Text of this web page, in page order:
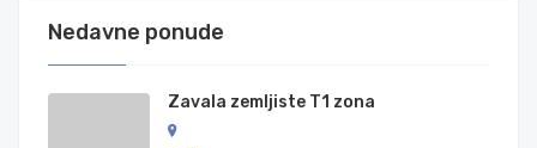
Nedavne ponude
Zavala zemljiste T1 zona